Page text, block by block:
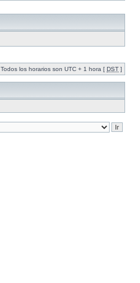
Todos los horarios son UTC + 1 hora [ DST ]